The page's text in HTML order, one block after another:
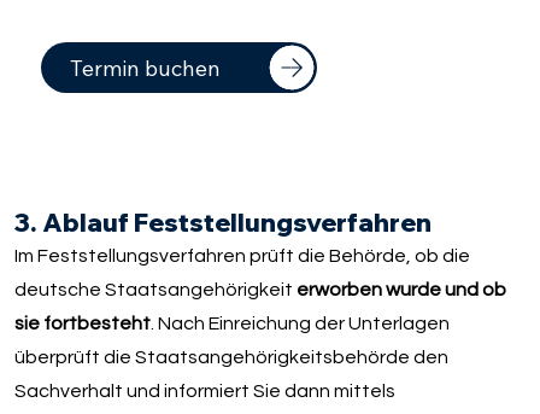
Termin buchen
3. Ablauf Feststellungsverfahren
Im Feststellungsverfahren prüft die Behörde, ob die
deutsche Staatsangehörigkeit erworben wurde und ob
sie fortbesteht . Nach Einreichung der Unterlagen
überprüft die Staatsangehörigkeitsbehörde den
Sachverhalt und informiert Sie dann mittels